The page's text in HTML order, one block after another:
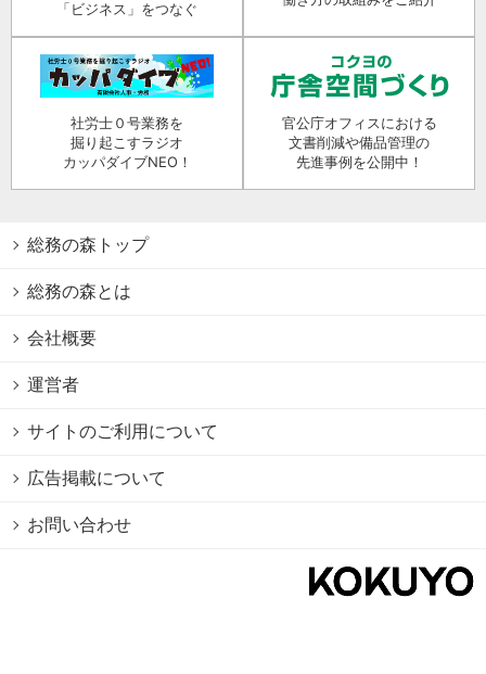
「ビジネス」をつなぐ
社労士０号業務を
掘り起こすラジオ
カッパダイブNEO！
官公庁オフィスにおける
文書削減や備品管理の
先進事例を公開中！
総務の森トップ
総務の森とは
会社概要
運営者
サイトのご利用について
広告掲載について
お問い合わせ